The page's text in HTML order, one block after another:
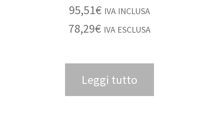
95,51€ IVA INCLUSA
78,29€ IVA ESCLUSA
Leggi tutto